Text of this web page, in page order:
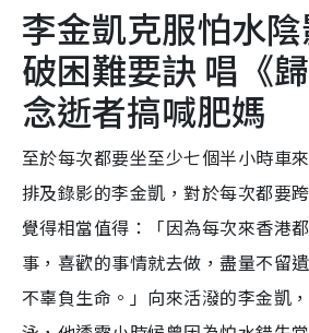
李金凱克服怕水
破困難要訣 唱《
念逝者搞喊肥媽
至於每次都要坐至少七個半小時車
排及錄影的李金凱，對於每次都要
覺得相當值得：「因為每次來香港
事，喜歡的事情就去做，盡量不留
不辜負生命。」向來活潑的李金凱